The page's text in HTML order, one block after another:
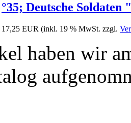
°35; Deutsche
17,25 EUR (inkl. 19 % MwSt. zzgl.
haben wir